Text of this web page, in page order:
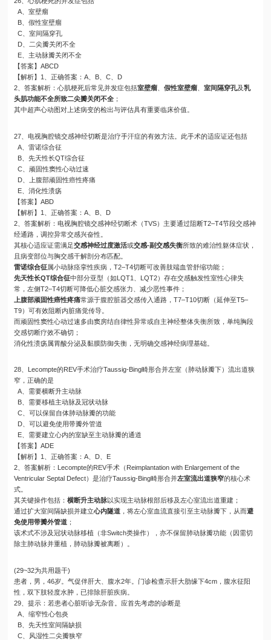
A、室壁瘤
B、假性室壁瘤
C、室间隔穿孔
D、二尖瓣关闭不全
E、主动脉瓣关闭不全
【答案】ABCD
【解析】1、正确答案：A、B、C、D
2、答案解析：心肌梗死后常见并发症包括室壁瘤 、假性室壁瘤 、室间隔穿孔及乳
头肌功能不全所致二尖瓣关闭不全 ；
其中超声心动图对上述病变的检出与评估具有重要临床价值。
27、电视胸腔镜交感神经切断是治疗手汗症的有效方法。此手术的适应证还包括
A、雷诺综合征
B、先天性长QT综合征
C、顽固性窦性心动过速
D、上腹部顽固性癌性疼痛
E、消化性溃疡
【答案】ABD
【解析】1、正确答案：A、B、D
2、答案解析：电视胸腔镜交感神经切断术（TVS）主要通过阻断T2–T4节段交感神
经通路，调控异常交感兴奋性。
其核心适应证需满足交感神经过度激活或交感-副交感失衡所致的难治性躯体症状，
且病变部位与胸交感干解剖分布匹配。
雷诺综合征属小动脉痉挛性疾病，T2–T4切断可改善肢端血管舒缩功能；
先天性长QT综合征中部分亚型（如LQT1、LQT2）存在交感触发性室性心律失
常，左侧T2–T4切断可降低心脏交感张力、减少恶性事件；
上腹部顽固性癌性疼痛常源于腹腔脏器交感传入通路，T7–T10切断（延伸至T5–
T9）可有效阻断内脏痛觉传导。
而顽固性窦性心动过速多由窦房结自律性异常或自主神经整体失衡所致，单纯胸段
交感切断疗效不确切；
消化性溃疡属胃酸分泌及黏膜防御失衡，无明确交感神经病理基础。
28、Lecompte的REV手术治疗Taussig-Bing畸形合并左室（肺动脉瓣下）流出道狭
窄，正确的是
A、需要横断升主动脉
B、需要移植主动脉及冠状动脉
C、可以保留自体肺动脉瓣的功能
D、可以避免使用带瓣外管道
E、需要建立心内的室缺至主动脉瓣的通道
【答案】ADE
【解析】1、正确答案：A、D、E
2、答案解析：Lecompte的REV手术（Reimplantation with Enlargement of the
Ventricular Septal Defect）是治疗Taussig-Bing畸形合并左室流出道狭窄的核心术
式。
其关键操作包括：横断升主动脉以实现主动脉根部后移及左心室流出道重建；
通过扩大室间隔缺损并建立心内隧道 ，将左心室血流直接引至主动脉瓣下，从而避
免使用带瓣外管道 ；
该术式不涉及冠状动脉移植（非Switch类操作），亦不保留肺动脉瓣功能（因需切
除主肺动脉并重植，肺动脉瓣被离断）。
(29~32为共用题干)
患者，男，46岁。气促伴肝大、腹水2年。门诊检查示肝大肋缘下4cm，腹水征阳
性，双下肢轻度水肿，已排除肝脏疾病。
29、提示：若患者心脏听诊无杂音。应首先考虑的诊断是
A、缩窄性心包炎
B、先天性室间隔缺损
C、风湿性二尖瓣狭窄